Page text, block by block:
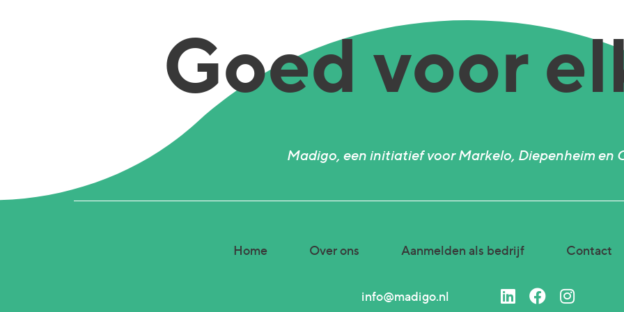
Goed voor
Madigo, een initiatief voor Markelo, Diepenheim en
Home Over ons Aanmelden als bedrijf Contact
info@madigo.nl